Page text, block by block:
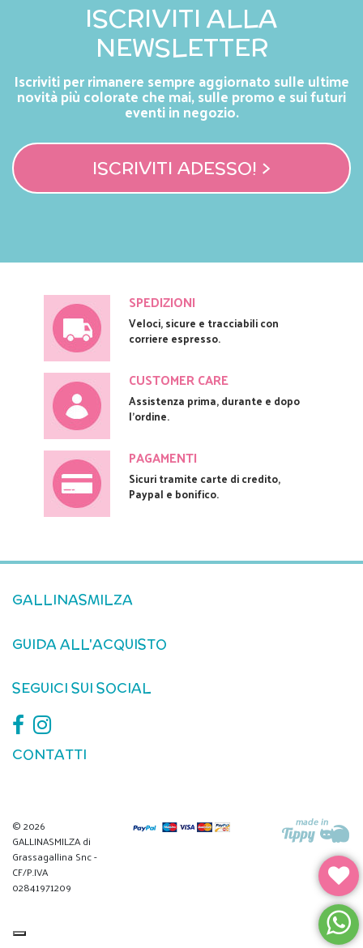
ISCRIVITI ALLA
NEWSLETTER
Iscriviti per rimanere sempre aggiornato sulle ultime
novità più colorate che mai, sulle promo e sui futuri
eventi in negozio.
ISCRIVITI ADESSO! >
SPEDIZIONI
Veloci, sicure e tracciabili con
corriere espresso.
CUSTOMER CARE
Assistenza prima, durante e dopo
l'ordine.
PAGAMENTI
Sicuri tramite carte di credito,
Paypal e bonifico.
GALLINASMILZA
GUIDA ALL'ACQUISTO
SEGUICI SUI SOCIAL
CONTATTI
© 2026
GALLINASMILZA di
Grassagallina Snc -
CF/P.IVA
02841971209